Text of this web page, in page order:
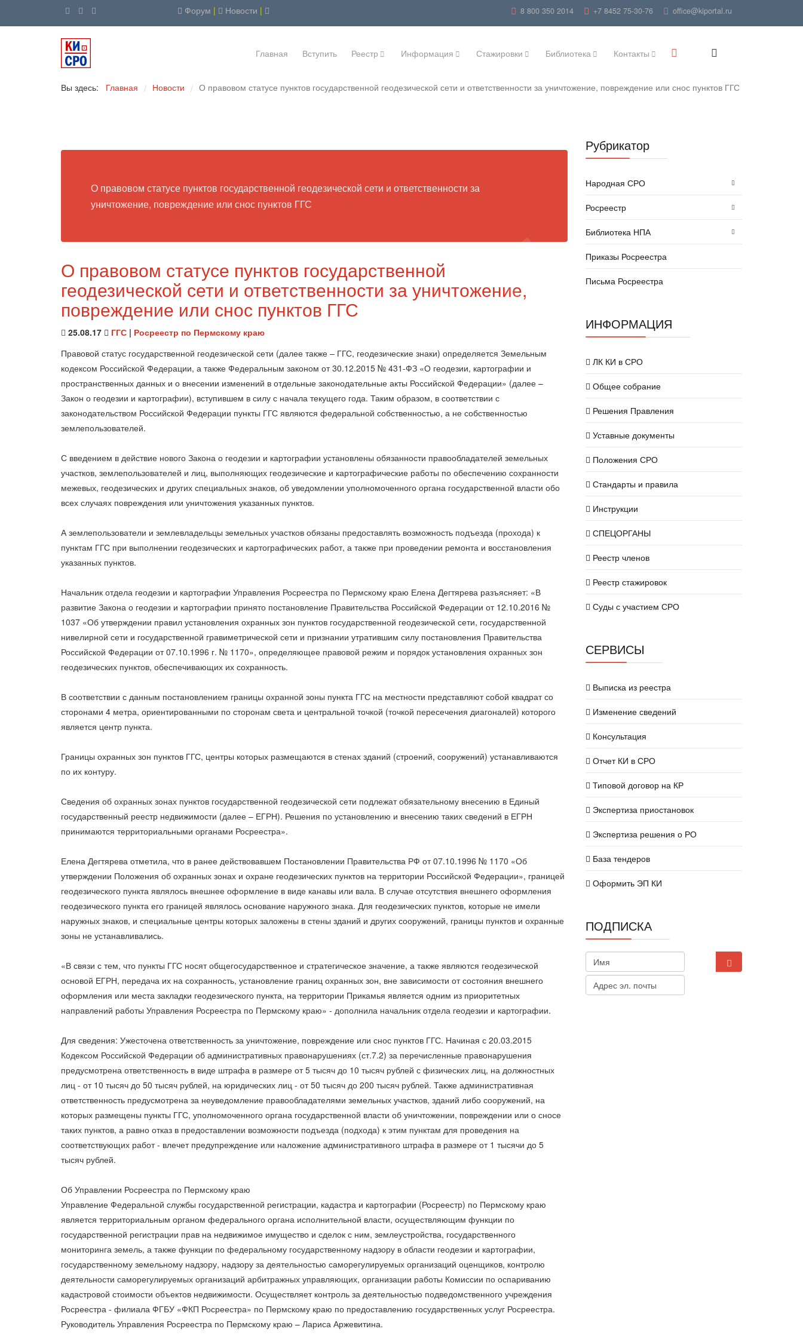
Форум | Новости | 8 800 350 2014 +7 8452 75-30-76 office@kiportal.ru
Главная Вступить Реестр Информация Стажировки Библиотека Контакты
Вы здесь: Главная / Новости / О правовом статусе пунктов государственной геодезической сети и ответственности за уничтожение, повреждение или снос пунктов ГГС
О правовом статусе пунктов государственной геодезической сети и ответственности за
уничтожение, повреждение или снос пунктов ГГС
О правовом статусе пунктов государственной
геодезической сети и ответственности за уничтожение,
повреждение или снос пунктов ГГС
25.08.17 ГГС | Росреестр по Пермскому краю
Правовой статус государственной геодезической сети (далее также – ГГС, геодезические знаки) определяется Земельным
кодексом Российской Федерации, а также Федеральным законом от 30.12.2015 № 431-ФЗ «О геодезии, картографии и
пространственных данных и о внесении изменений в отдельные законодательные акты Российской Федерации» (далее –
Закон о геодезии и картографии), вступившем в силу с начала текущего года. Таким образом, в соответствии с
законодательством Российской Федерации пункты ГГС являются федеральной собственностью, а не собственностью
землепользователей.
С введением в действие нового Закона о геодезии и картографии установлены обязанности правообладателей земельных
участков, землепользователей и лиц, выполняющих геодезические и картографические работы по обеспечению сохранности
межевых, геодезических и других специальных знаков, об уведомлении уполномоченного органа государственной власти обо
всех случаях повреждения или уничтожения указанных пунктов.
А землепользователи и землевладельцы земельных участков обязаны предоставлять возможность подъезда (прохода) к
пунктам ГГС при выполнении геодезических и картографических работ, а также при проведении ремонта и восстановления
указанных пунктов.
Начальник отдела геодезии и картографии Управления Росреестра по Пермскому краю Елена Дегтярева разъясняет: «В
развитие Закона о геодезии и картографии принято постановление Правительства Российской Федерации от 12.10.2016 №
1037 «Об утверждении правил установления охранных зон пунктов государственной геодезической сети, государственной
нивелирной сети и государственной гравиметрической сети и признании утратившим силу постановления Правительства
Российской Федерации от 07.10.1996 г. № 1170», определяющее правовой режим и порядок установления охранных зон
геодезических пунктов, обеспечивающих их сохранность.
В соответствии с данным постановлением границы охранной зоны пункта ГГС на местности представляют собой квадрат со
сторонами 4 метра, ориентированными по сторонам света и центральной точкой (точкой пересечения диагоналей) которого
является центр пункта.
Границы охранных зон пунктов ГГС, центры которых размещаются в стенах зданий (строений, сооружений) устанавливаются
по их контуру.
Сведения об охранных зонах пунктов государственной геодезической сети подлежат обязательному внесению в Единый
государственный реестр недвижимости (далее – ЕГРН). Решения по установлению и внесению таких сведений в ЕГРН
принимаются территориальными органами Росреестра».
Елена Дегтярева отметила, что в ранее действовавшем Постановлении Правительства РФ от 07.10.1996 № 1170 «Об
утверждении Положения об охранных зонах и охране геодезических пунктов на территории Российской Федерации», границей
геодезического пункта являлось внешнее оформление в виде канавы или вала. В случае отсутствия внешнего оформления
геодезического пункта его границей являлось основание наружного знака. Для геодезических пунктов, которые не имели
наружных знаков, и специальные центры которых заложены в стены зданий и других сооружений, границы пунктов и охранные
зоны не устанавливались.
«В связи с тем, что пункты ГГС носят общегосударственное и стратегическое значение, а также являются геодезической
основой ЕГРН, передача их на сохранность, установление границ охранных зон, вне зависимости от состояния внешнего
оформления или места закладки геодезического пункта, на территории Прикамья является одним из приоритетных
направлений работы Управления Росреестра по Пермскому краю» - дополнила начальник отдела геодезии и картографии.
Для сведения: Ужесточена ответственность за уничтожение, повреждение или снос пунктов ГГС. Начиная с 20.03.2015
Кодексом Российской Федерации об административных правонарушениях (ст.7.2) за перечисленные правонарушения
предусмотрена ответственность в виде штрафа в размере от 5 тысяч до 10 тысяч рублей с физических лиц, на должностных
лиц - от 10 тысяч до 50 тысяч рублей, на юридических лиц - от 50 тысяч до 200 тысяч рублей. Также административная
ответственность предусмотрена за неуведомление правообладателями земельных участков, зданий либо сооружений, на
которых размещены пункты ГГС, уполномоченного органа государственной власти об уничтожении, повреждении или о сносе
таких пунктов, а равно отказ в предоставлении возможности подъезда (подхода) к этим пунктам для проведения на
соответствующих работ - влечет предупреждение или наложение административного штрафа в размере от 1 тысячи до 5
тысяч рублей.
Об Управлении Росреестра по Пермскому краю
Управление Федеральной службы государственной регистрации, кадастра и картографии (Росреестр) по Пермскому краю
является территориальным органом федерального органа исполнительной власти, осуществляющим функции по
государственной регистрации прав на недвижимое имущество и сделок с ним, землеустройства, государственного
мониторинга земель, а также функции по федеральному государственному надзору в области геодезии и картографии,
государственному земельному надзору, надзору за деятельностью саморегулируемых организаций оценщиков, контролю
деятельности саморегулируемых организаций арбитражных управляющих, организации работы Комиссии по оспариванию
кадастровой стоимости объектов недвижимости. Осуществляет контроль за деятельностью подведомственного учреждения
Росреестра - филиала ФГБУ «ФКП Росреестра» по Пермскому краю по предоставлению государственных услуг Росреестра.
Руководитель Управления Росреестра по Пермскому краю – Лариса Аржевитина.
Рубрикатор
Народная СРО
Росреестр
Библиотека НПА
Приказы Росреестра
Письма Росреестра
ИНФОРМАЦИЯ
ЛК КИ в СРО
Общее собрание
Решения Правления
Уставные документы
Положения СРО
Стандарты и правила
Инструкции
СПЕЦОРГАНЫ
Реестр членов
Реестр стажировок
Суды с участием СРО
СЕРВИСЫ
Выписка из реестра
Изменение сведений
Консультация
Отчет КИ в СРО
Типовой договор на КР
Экспертиза приостановок
Экспертиза решения о РО
База тендеров
Оформить ЭП КИ
ПОДПИСКА